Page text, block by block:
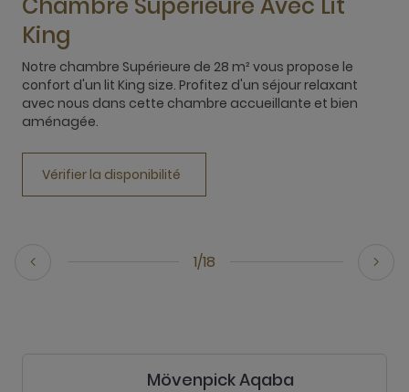
1/18
King
Notre chambre Supérieure de 28 m² vous propose le
confort d'un lit King size. Profitez d'un séjour relaxant
avec nous dans cette chambre accueillante et bien
aménagée.
Vérifier la disponibilité
Mövenpick Aqaba